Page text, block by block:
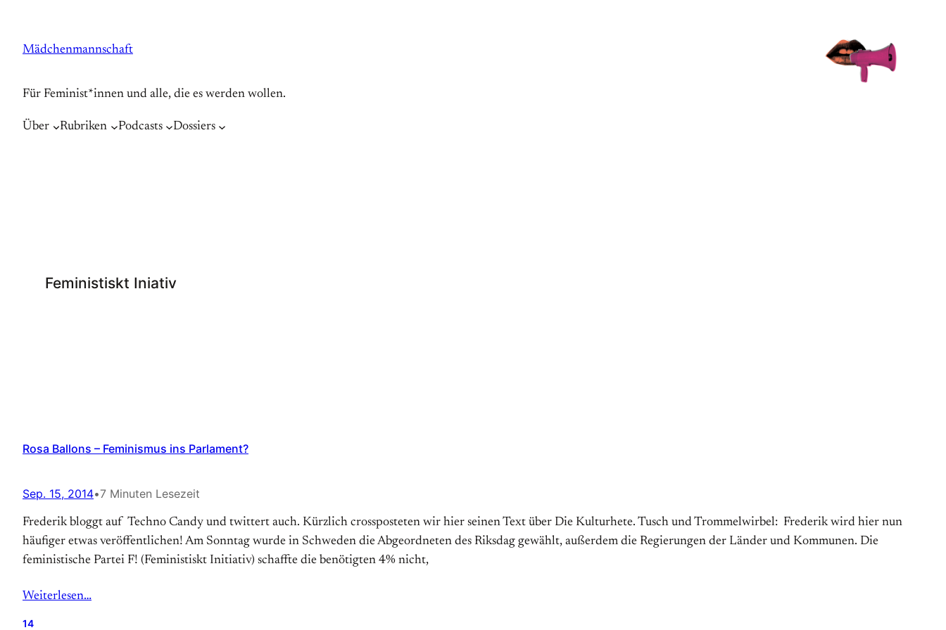
springen
Mädchenmannschaft
Für Feminist*innen und alle, die es werden wollen.
Über Rubriken Podcasts Dossiers
Feministiskt Iniativ
Rosa Ballons – Feminismus ins Parlament?
Sep. 15, 2014•7 Minuten Lesezeit
Frederik bloggt auf Techno Candy und twittert auch. Kürzlich crossposteten wir hier seinen Text über Die Kulturhete. Tusch und Trommelwirbel: Frederik wird hier nun
häufiger etwas veröffentlichen! Am Sonntag wurde in Schweden die Abgeordneten des Riksdag gewählt, außerdem die Regierungen der Länder und Kommunen. Die
feministische Partei F! (Feministiskt Initiativ) schaffte die benötigten 4% nicht,
Weiterlesen…
14